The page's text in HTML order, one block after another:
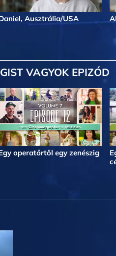
Ausztrália/USA
VAGYOK EPIZÓD
operatőrtől egy zenészig